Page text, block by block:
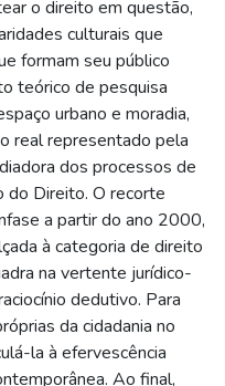
o direito em questão,
culturais que
formam seu público
teórico de pesquisa
urbano e moradia,
real representado pela
dos processos de
do Direito. O recorte
a partir do ano 2000,
à categoria de direito
na vertente jurídico-
dedutivo. Para
da cidadania no
la à efervescência
Ao final,